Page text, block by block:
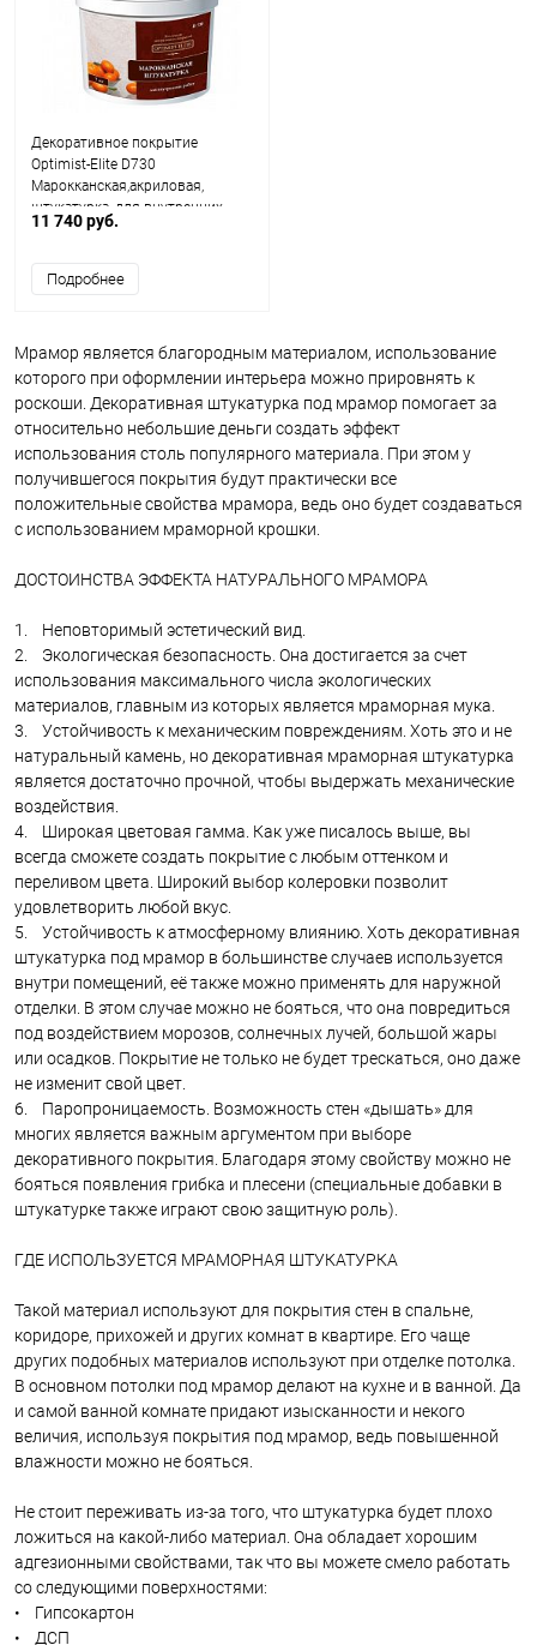
Декоративное покрытие
Optimist-Elite D730
Марокканская,акриловая,
штукатурка, для внутренних
работ
11 740 руб.
Подробнее
Мрамор является благородным материалом, использование
которого при оформлении интерьера можно прировнять к
роскоши. Декоративная штукатурка под мрамор помогает за
относительно небольшие деньги создать эффект
использования столь популярного материала. При этом у
получившегося покрытия будут практически все
положительные свойства мрамора, ведь оно будет создаваться
с использованием мраморной крошки.
ДОСТОИНСТВА ЭФФЕКТА НАТУРАЛЬНОГО МРАМОРА
1. Неповторимый эстетический вид.
2. Экологическая безопасность. Она достигается за счет
использования максимального числа экологических
материалов, главным из которых является мраморная мука.
3. Устойчивость к механическим повреждениям. Хоть это и не
натуральный камень, но декоративная мраморная штукатурка
является достаточно прочной, чтобы выдержать механические
воздействия.
4. Широкая цветовая гамма. Как уже писалось выше, вы
всегда сможете создать покрытие с любым оттенком и
переливом цвета. Широкий выбор колеровки позволит
удовлетворить любой вкус.
5. Устойчивость к атмосферному влиянию. Хоть декоративная
штукатурка под мрамор в большинстве случаев используется
внутри помещений, её также можно применять для наружной
отделки. В этом случае можно не бояться, что она повредиться
под воздействием морозов, солнечных лучей, большой жары
или осадков. Покрытие не только не будет трескаться, оно даже
не изменит свой цвет.
6. Паропроницаемость. Возможность стен «дышать» для
многих является важным аргументом при выборе
декоративного покрытия. Благодаря этому свойству можно не
бояться появления грибка и плесени (специальные добавки в
штукатурке также играют свою защитную роль).
ГДЕ ИСПОЛЬЗУЕТСЯ МРАМОРНАЯ ШТУКАТУРКА
Такой материал используют для покрытия стен в спальне,
коридоре, прихожей и других комнат в квартире. Его чаще
других подобных материалов используют при отделке потолка.
В основном потолки под мрамор делают на кухне и в ванной. Да
и самой ванной комнате придают изысканности и некого
величия, используя покрытия под мрамор, ведь повышенной
влажности можно не бояться.
Не стоит переживать из-за того, что штукатурка будет плохо
ложиться на какой-либо материал. Она обладает хорошим
адгезионными свойствами, так что вы можете смело работать
со следующими поверхностями:
• Гипсокартон
• ДСП